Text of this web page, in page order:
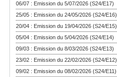
06/07 : Emission du 5/07/2026 (S24/E17)
25/05 : Emission du 24/05/2026 (S24/E16)
20/04 : Emission du 19/04/2026 (S24/E15)
05/04 : Emission du 5/04/2026 (S24/E14)
09/03 : Emission du 8/03/2026 (S24/E13)
23/02 : Emission du 22/02/2026 (S24/E12)
09/02 : Emission du 08/02/2026 (S24/E11)